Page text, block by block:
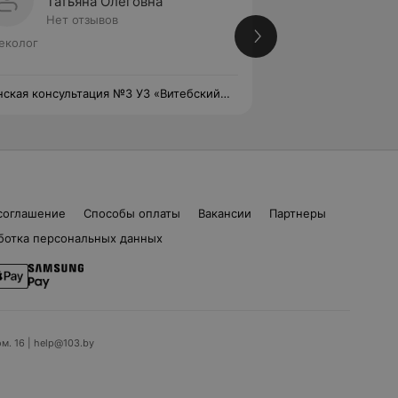
Нет отзывов
консультация №3 УЗ «Витебский
Способы оплаты Вакансии
Партнеры
персональных данных
16 | help@103.by